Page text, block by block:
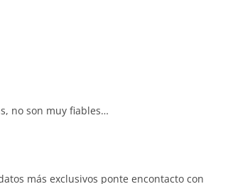
no son muy fiables…
más exclusivos ponte encontacto con